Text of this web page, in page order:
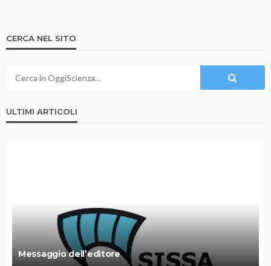
CERCA NEL SITO
ULTIMI ARTICOLI
Messaggio dell’editore